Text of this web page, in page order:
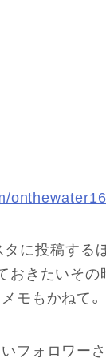
onthewater16
に投稿する
おきたいその
モもかねて。
フォロワー